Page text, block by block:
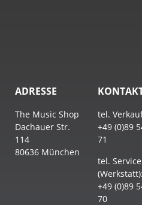
ADRESSE
The Music Shop
Dachauer Str.
114
80636 München
tel.
+49 (0)89
71
tel. Service
(Werkstatt):
+49 (0)89
70